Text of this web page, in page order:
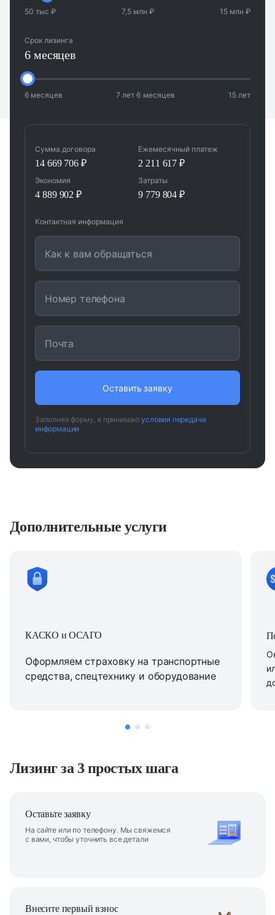
50 тыс ₽ 7,5 млн ₽ 15 млн ₽
Срок лизинга
6 месяцев
6 месяцев 7 лет 6 месяцев 15 лет
Сумма договора
14 669 706 ₽
Ежемесячный платеж
2 211 617 ₽
Экономия
4 889 902 ₽
Затраты
9 779 804 ₽
Контактная информация
Как к вам обращаться
Номер телефона
Почта
Заполняя форму, я принимаюусловия передачи
информации
Дополнительные услуги
КАСКО и ОСАГО
Оформляем страховку на транспортные
средства, спецтехнику и оборудование
Лизинг за 3 простых шага
Оставьте заявку
На сайте или по телефону. Мы свяжемся
с вами, чтобы уточнить все детали
Внесите первый взнос